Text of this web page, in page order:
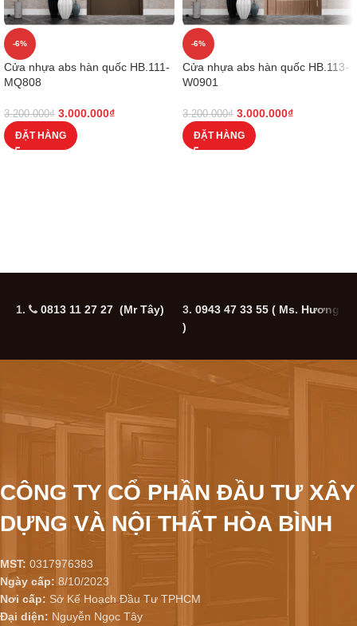
-6%
Cửa nhựa abs hàn quốc HB.111-
MQ808
3.200.000₫ 3.000.000₫
ĐẶT HÀNG
-6%
Cửa nhựa abs hàn quốc HB.113-
W0901
3.200.000₫ 3.000.000₫
ĐẶT HÀNG
1. 0813 11 27 27 (Mr Tây) 3. 0943 47 33 55 ( Ms. Hương
)
CÔNG TY CỔ PHẦN ĐẦU TƯ XÂY
DỰNG VÀ NỘI THẤT HÒA BÌNH
MST: 0317976383
Ngày cấp: 8/10/2023
Nơi cấp: Sở Kế Hoạch Đầu Tư TPHCM
Đại diện: Nguyễn Ngọc Tây